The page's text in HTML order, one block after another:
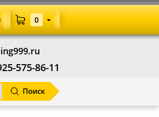
575-86-11
Поиск
0